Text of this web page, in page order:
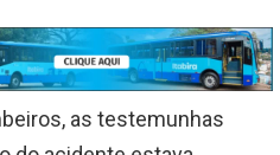
as testemunhas